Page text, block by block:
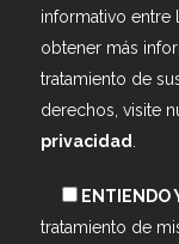
informativo entre
obtener más
tratamiento de
derechos, visite
privacidad
ENTIENDO
tratamiento de